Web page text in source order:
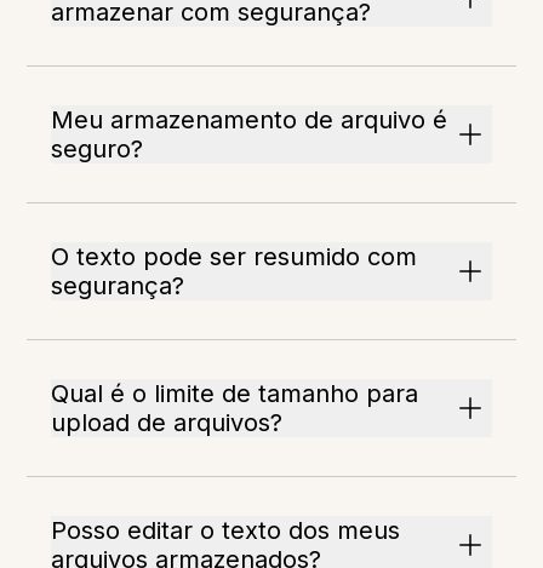
armazenar com segurança?
Meu armazenamento de arquivo é
seguro?
O texto pode ser resumido com
segurança?
Qual é o limite de tamanho para
upload de arquivos?
Posso editar o texto dos meus
arquivos armazenados?